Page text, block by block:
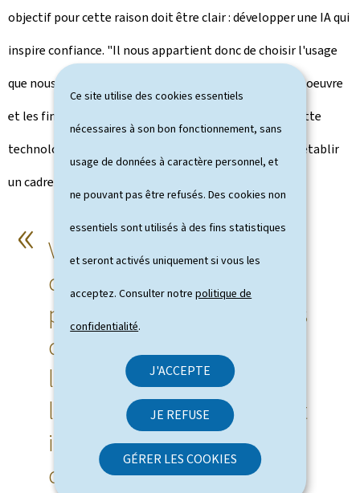
Ce site utilise des cookies essentiels
nécessaires à son bon fonctionnement, sans
usage de données à caractère personnel, et
ne pouvant pas être refusés. Des cookies non
essentiels sont utilisés à des fins statistiques
et seront activés uniquement si vous les
acceptez. Consulter notrepolitique de
confidentialité.
J'ACCEPTE
JE REFUSE
GÉRER LES COOKIES
objectif pour cette raison doit être clair : développer une IA qui
inspire confiance. "Il nous appartient donc de choisir l'usage
que nous en faisons, la façon dont nous la mettons en oeuvre
et les finalités qu'elle doit servir." Pour garantir que cette
technologie serve l'intérêt général, il est impératif d'établir
un cadre réglementaire fondé sur le multilatéralisme.
Valeurs, confiance,
diversité – ce sont
précisément les ambitions
de la stratégie
luxembourgeoise pour
l'IA. Nous encourageons et
investissons à travers
divers projets le